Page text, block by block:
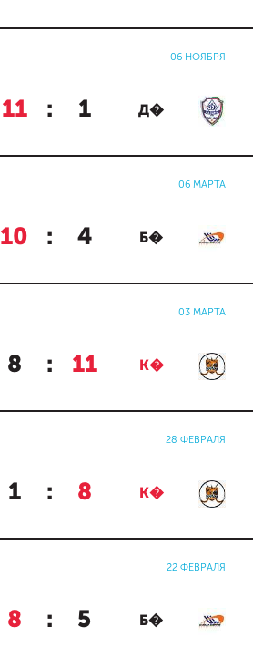
06 НОЯБРЯ
11 : 1 Д�
06 МАРТА
10 : 4 Б�
03 МАРТА
8 : 11 К�
28 ФЕВРАЛЯ
1 : 8 К�
22 ФЕВРАЛЯ
8 : 5 Б�